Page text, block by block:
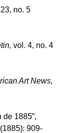
no. 5
vol. 4, no. 4
Art News,
1885”,
909-